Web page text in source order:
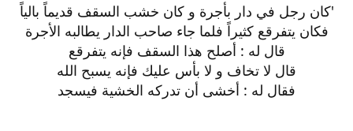
'كان رجل في دار بأجرة و كان خشب السقف قديماً بالياً
فكان يتفرقع كثيراً فلما جاء صاحب الدار يطالبه الأجرة
قال له : أصلح هذا السقف فإنه يتفرقع
قال لا تخاف و لا بأس عليك فإنه يسبح الله
فقال له : أخشى أن تدركه الخشية فيسجد